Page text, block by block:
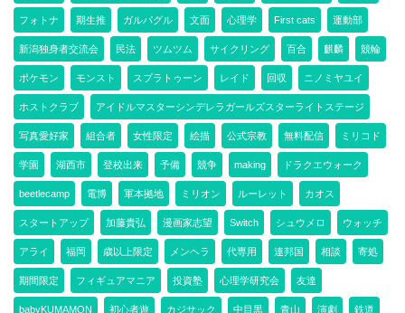
フォトナ 期生推 ガルパグル 文面 心理学 First cats 運動部
新潟独身者交流会 民法 ツムツム サイクリング 百合 麒麟 競輪
ポケモン モンスト スプラトゥーン レイド 回収 ニノミヤユイ
ホストクラブ アイドルマスターシンデレラガールズスターライトステージ
写真愛好家 組合者 女性限定 絵描 公式宗教 無料配信 ミリコド
学園 湖西市 登校出来 予備 競争 making ドラクエウォーク
beetlecamp 電博 軍本拠地 ミリオン ルーレット カオス
スタートアップ 加藤貴弘 漫画家志望 Switch シュウメロ ウォッチ
アライ 福岡 歳以上限定 メンヘラ 代専用 連邦国 相談 寄処
期間限定 フィギュアマニア 投資塾 心理学研究会 友達
babyKUMAMON 初心者遊 カジサック 中目黒 青山 演劇 鉄道